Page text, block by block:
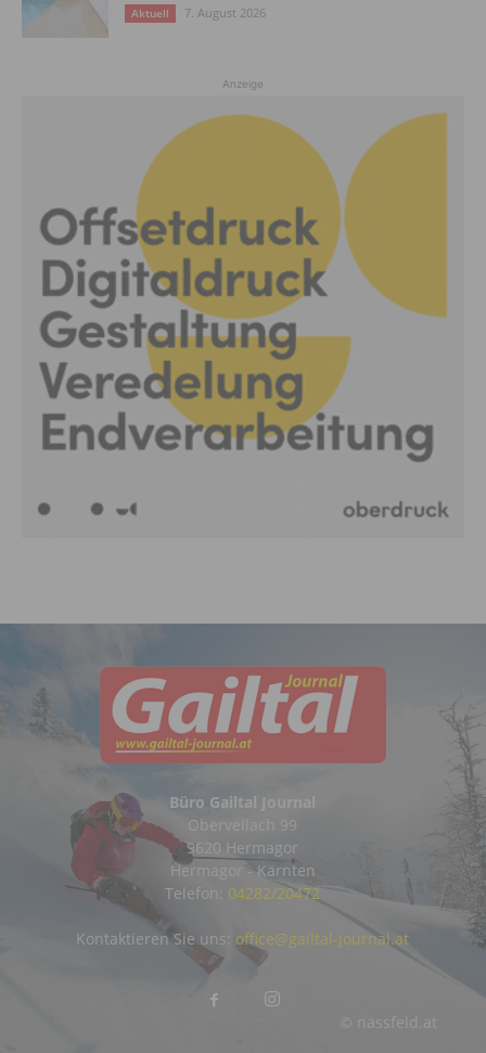
Aktuell 7. August 2026
Anzeige
Büro Gailtal Journal
Obervellach 99
9620 Hermagor
Hermagor - Kärnten
Telefon: 04282/20472
© nassfeld.at
Kontaktieren Sie uns: office@gailtal-journal.at